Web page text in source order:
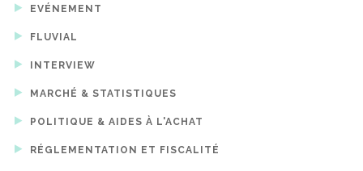
EVÉNEMENT
FLUVIAL
INTERVIEW
MARCHÉ & STATISTIQUES
POLITIQUE & AIDES À L'ACHAT
RÉGLEMENTATION ET FISCALITÉ